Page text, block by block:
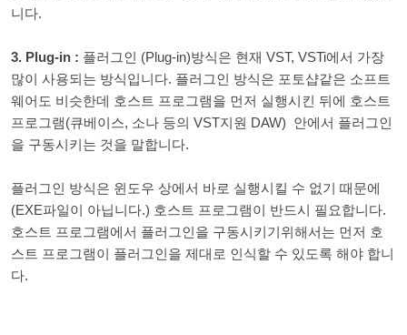
니다.
3. Plug-in : 플러그인 (Plug-in)방식은 현재 VST, VSTi에서 가장
많이 사용되는 방식입니다. 플러그인 방식은 포토샵같은 소프트
웨어도 비슷한데 호스트 프로그램을 먼저 실행시킨 뒤에 호스트
프로그램(큐베이스, 소나 등의 VST지원 DAW) 안에서 플러그인
을 구동시키는 것을 말합니다.
플러그인 방식은 윈도우 상에서 바로 실행시킬 수 없기 때문에
(EXE파일이 아닙니다.) 호스트 프로그램이 반드시 필요합니다.
호스트 프로그램에서 플러그인을 구동시키기위해서는 먼저 호
스트 프로그램이 플러그인을 제대로 인식할 수 있도록 해야 합니
다.